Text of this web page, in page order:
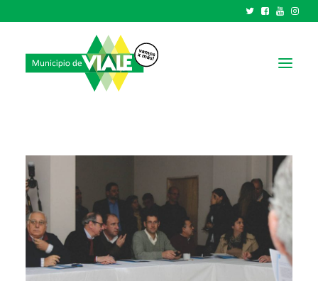
GOBIERNO
HCD
TRÁMITES Y SERVICIOS
CIUDAD
PARQUE INDUSTRIAL